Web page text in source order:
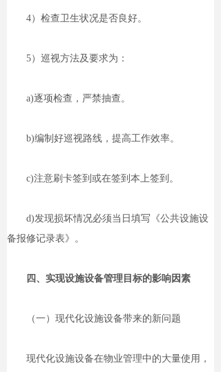
4）检查卫生状况是否良好。
5）巡视方法及要求为：
a)逐项检查，严禁抽查。
b)编制好巡视路线，提高工作效率。
c)注意刷卡签到或在签到本上签到。
d)发现损坏情况必须当日填写《公共设施设
备报修记录表》。
四、实现设施设备管理目标的影响因素
（一）现代化设施设备带来的新问题
现代化设施设备在物业管理中的大量使用，